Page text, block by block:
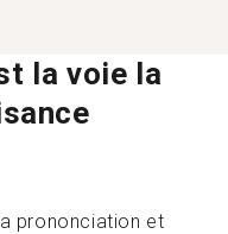
la voie la
prononciation et